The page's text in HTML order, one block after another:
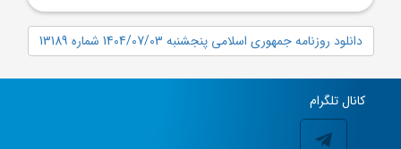
دانلود روزنامه جمهوری اسلامی پنجشنبه 1404/07/03 شماره 13189
کانال تلگرام